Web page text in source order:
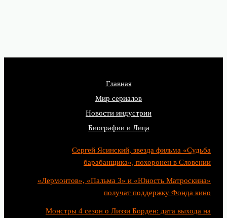
Главная
Мир сериалов
Новости индустрии
Биографии и Лица
Сергей Ясинский, звезда фильма «Судьба
барабанщика», похоронен в Словении
«Лермонтов», «Пальма 3» и «Юность Матроскина»
получат поддержку Фонда кино
Монстры 4 сезон о Лиззи Борден: дата выхода на